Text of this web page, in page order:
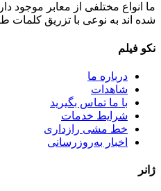
ما انواع مختلفی از معابر موجود
شده اند به نوعی با تزریق کلمات
نکو فیلم
درباره ما
شاهدات
با ما تماس بگیرید
شرایط خدمات
خط مشی رازداری
اخبار به‌روزرسانی
ژانر